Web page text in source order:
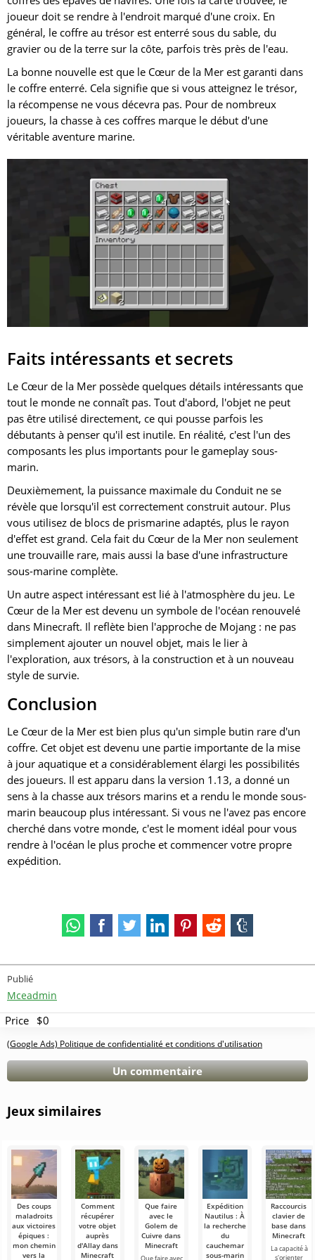
joueur doit se rendre à l'endroit marqué d'une croix. En
général, le coffre au trésor est enterré sous du sable, du
gravier ou de la terre sur la côte, parfois très près de l'eau.
La bonne nouvelle est que le Cœur de la Mer est garanti dans
le coffre enterré. Cela signifie que si vous atteignez le trésor,
la récompense ne vous décevra pas. Pour de nombreux
joueurs, la chasse à ces coffres marque le début d'une
véritable aventure marine.
Faits intéressants et secrets
Le Cœur de la Mer possède quelques détails intéressants que
tout le monde ne connaît pas. Tout d'abord, l'objet ne peut
pas être utilisé directement, ce qui pousse parfois les
débutants à penser qu'il est inutile. En réalité, c'est l'un des
composants les plus importants pour le gameplay sous-
marin.
Deuxièmement, la puissance maximale du Conduit ne se
révèle que lorsqu'il est correctement construit autour. Plus
vous utilisez de blocs de prismarine adaptés, plus le rayon
d'effet est grand. Cela fait du Cœur de la Mer non seulement
une trouvaille rare, mais aussi la base d'une infrastructure
sous-marine complète.
Un autre aspect intéressant est lié à l'atmosphère du jeu. Le
Cœur de la Mer est devenu un symbole de l'océan renouvelé
dans Minecraft. Il reflète bien l'approche de Mojang : ne pas
simplement ajouter un nouvel objet, mais le lier à
l'exploration, aux trésors, à la construction et à un nouveau
style de survie.
Conclusion
Le Cœur de la Mer est bien plus qu'un simple butin rare d'un
coffre. Cet objet est devenu une partie importante de la mise
à jour aquatique et a considérablement élargi les possibilités
des joueurs. Il est apparu dans la version 1.13, a donné un
sens à la chasse aux trésors marins et a rendu le monde sous-
marin beaucoup plus intéressant. Si vous ne l'avez pas encore
cherché dans votre monde, c'est le moment idéal pour vous
rendre à l'océan le plus proche et commencer votre propre
expédition.
Publié
Mceadmin
Price $0
(Google Ads) Politique de confidentialité et conditions d'utilisation
Un commentaire
Jeux similaires
Des coups
maladroits
aux victoires
épiques :
mon chemin
vers la
Comment
récupérer
votre objet
auprès
d'Allay dans
Minecraft
Que faire
avec le
Golem de
Cuivre dans
Minecraft
Expédition
Nautilus : À
la recherche
du
cauchemar
sous-marin
Raccourcis
clavier de
base dans
Minecraft
La capacité à
s'orienter